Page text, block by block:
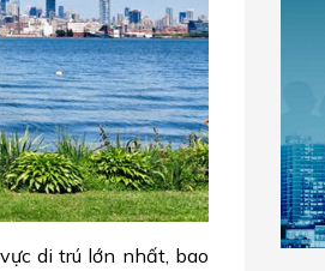
di trú lớn nhất, bao